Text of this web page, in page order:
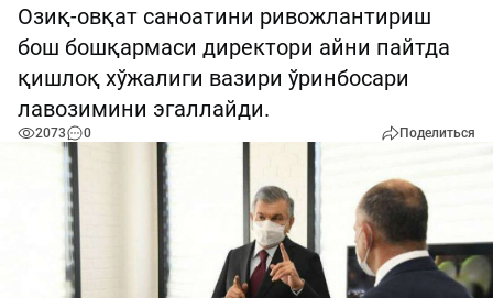
Озиқ-овқат саноатини ривожлантириш
бош бошқармаси директори айни пайтда
қишлоқ хўжалиги вазири ўринбосари
лавозимини эгаллайди.
2073 0 Поделиться